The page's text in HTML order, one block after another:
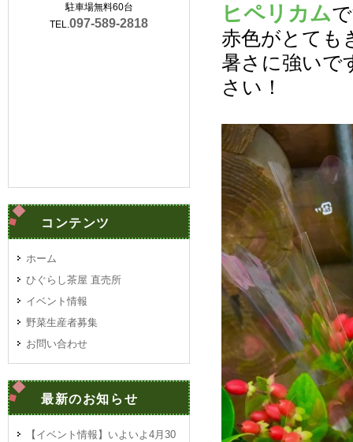
ヒペリカム
赤色がとても
暑さに強いで
さい！
駐車場無料60台
TEL.097-589-2818
コンテンツ
ホーム
ひぐらし茶屋 直売所
イベント情報
野菜生産者募集
お問い合わせ
最新のお知らせ
【イベント情報】いよいよ4月30